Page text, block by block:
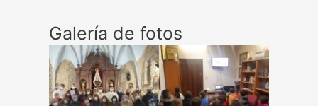
Galería de fotos